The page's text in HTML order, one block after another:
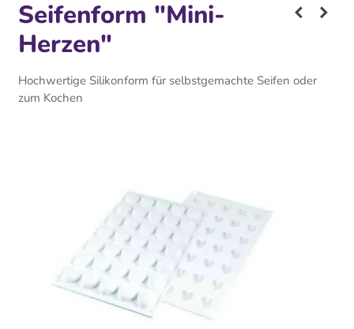
Seifenform "Mini-
Herzen"
Hochwertige Silikonform für selbstgemachte Seifen oder
zum Kochen